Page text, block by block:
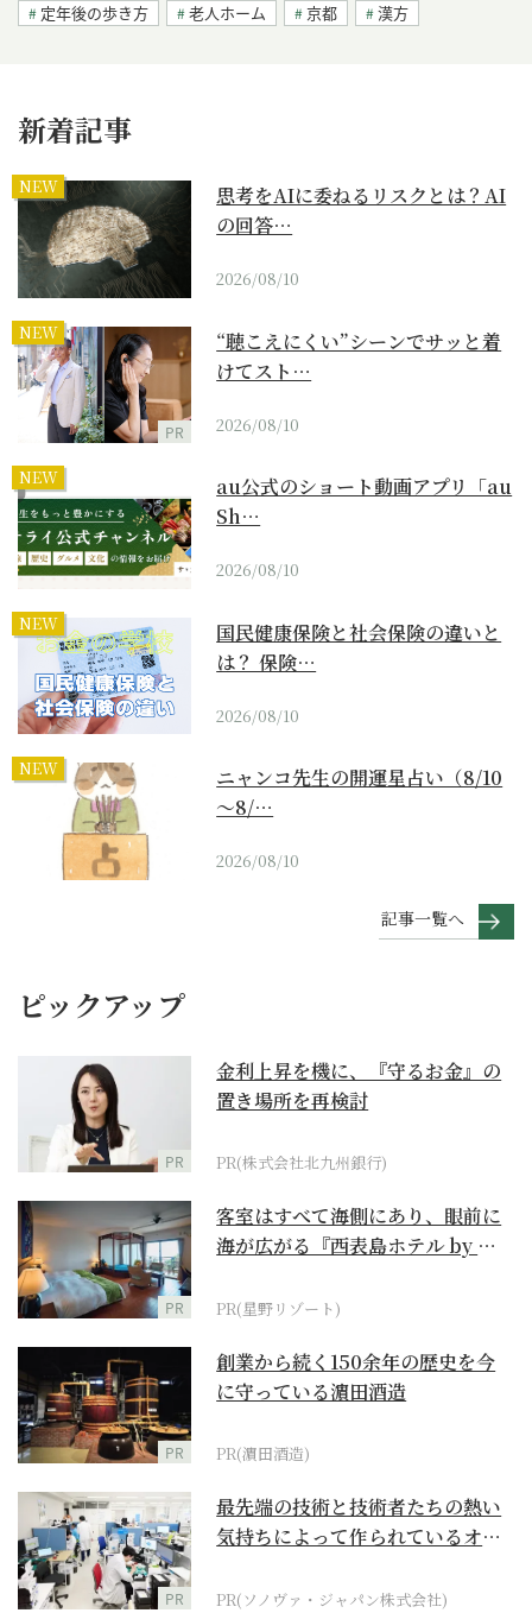
定年後の歩き方
老人ホーム 京都 漢方
新着記事
NEW
思考をAIに委ねるリスクとは？AI
の回答…
2026/08/10
NEW
PR
“聴こえにくい”シーンでサッと着
けてスト…
2026/08/10
NEW
au公式のショート動画アプリ「au
Sh…
2026/08/10
NEW
国民健康保険と社会保険の違いと
は？ 保険…
2026/08/10
NEW
ニャンコ先生の開運星占い（8/10
～8/…
2026/08/10
記事一覧へ
ピックアップ
PR
金利上昇を機に、『守るお金』の
置き場所を再検討
PR(株式会社北九州銀行)
PR
客室はすべて海側にあり、眼前に
海が広がる『西表島ホテル by 星
PR(星野リゾート)
PR
創業から続く150余年の歴史を今
に守っている濵田酒造
PR(濵田酒造)
PR
最先端の技術と技術者たちの熱い
気持ちによって作られているオー
PR(ソノヴァ・ジャパン株式会社)